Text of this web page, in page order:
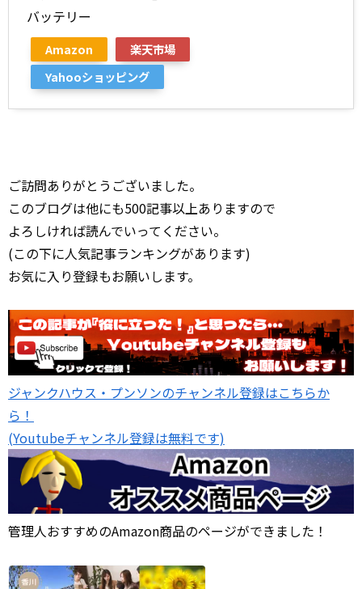
バッテリー
Amazon
楽天市場
Yahooショッピング
ご訪問ありがとうございました。
このブログは他にも500記事以上ありますので
よろしければ読んでいってください。
(この下に人気記事ランキングがあります)
お気に入り登録もお願いします。
ジャンクハウス・プンソンのチャンネル登録はこちらか
ら！
(Youtubeチャンネル登録は無料です)
管理人おすすめのAmazon商品のページができました！